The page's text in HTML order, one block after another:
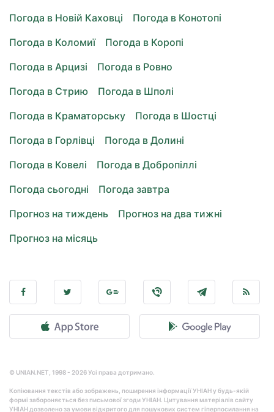
Погода в Новій Каховці
Погода в Конотопі
Погода в Коломиї
Погода в Коропі
Погода в Арцизі
Погода в Ровно
Погода в Стрию
Погода в Шполі
Погода в Краматорську
Погода в Шостці
Погода в Горлівці
Погода в Долині
Погода в Ковелі
Погода в Добропіллі
Погода сьогодні
Погода завтра
Прогноз на тиждень
Прогноз на два тижні
Прогноз на місяць
© UNIAN.NET, 1998 - 2026 Усі права дотримано.
Копіювання текстів або зображень, поширення інформації УНІАН у будь-якій
формі забороняється без письмової згоди УНІАН. Цитування матеріалів сайту
УНІАН дозволено за умови відкритого для пошукових систем гіперпосилання на